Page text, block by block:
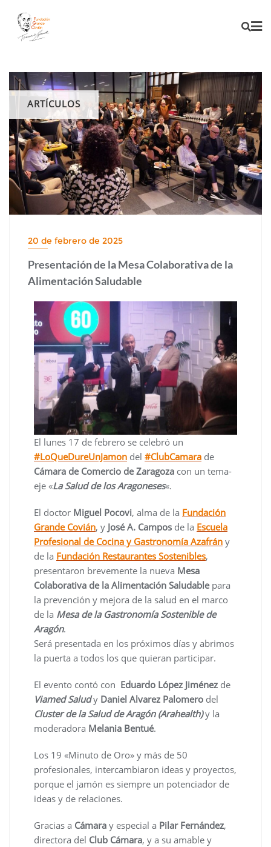
ARTÍCULOS
20 de febrero de 2025
Presentación de la Mesa Colaborativa de la
Alimentación Saludable
El lunes 17 de febrero se celebró un
#LoQueDureUnJamon del #ClubCamara de
Cámara de Comercio de Zaragoza con un tema-
eje «La Salud de los Aragoneses«.
El doctor Miguel Pocovi, alma de la Fundación
Grande Covián, y José A. Campos de la Escuela
Profesional de Cocina y Gastronomía Azafrán y
de la Fundación Restaurantes Sostenibles,
presentaron brevemente la nueva Mesa
Colaborativa de la Alimentación Saludablepara
la prevención y mejora de la salud en el marco
de la Mesa de la Gastronomía Sostenible de
Aragón.
Será presentada en los próximos días y abrimos
la puerta a todos los que quieran participar.
El evento contó con Eduardo López Jiménez de
Viamed Saludy Daniel Alvarez Palomero del
Cluster de la Salud de Aragón (Arahealth)y la
moderadora Melania Bentué.
Los 19 «Minuto de Oro» y más de 50
profesionales, intercambiaron ideas y proyectos,
porque el jamón es siempre un potenciador de
ideas y de relaciones.
Gracias a Cámara y especial a Pilar Fernández,
directora del Club Cámara, y a su amable y